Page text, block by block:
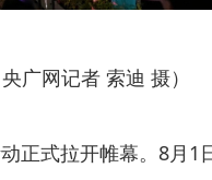
广网记者 索迪 摄）
正式拉开帷幕。8月1